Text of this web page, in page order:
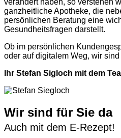
ganzheitliche Apotheke, die
persönlichen Beratung eine
Gesundheitsfragen darstellt.
Ob im persönlichen
oder auf digitalem Weg, wir
Ihr Stefan Sigloch mit dem
Wir sind für Sie da
Auch mit dem E-Rezept!